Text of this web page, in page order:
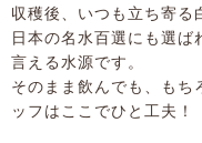
収穫後、いつも立ち寄る
日本の名水百選にも選ば
言える水源です。
そのまま飲んでも、も
ッフはここでひと工夫！